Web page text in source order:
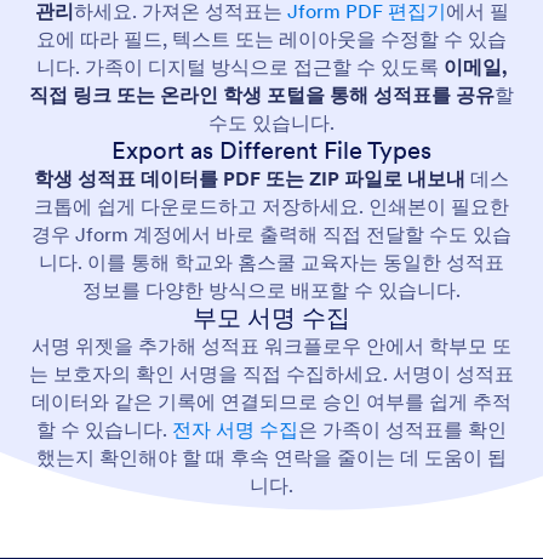
관리하세요. 가져온 성적표는 Jform PDF 편집기에서 필
요에 따라 필드, 텍스트 또는 레이아웃을 수정할 수 있습
니다. 가족이 디지털 방식으로 접근할 수 있도록 이메일,
직접 링크 또는 온라인 학생 포털을 통해 성적표를 공유할
수도 있습니다.
Export as Different File Types
학생 성적표 데이터를 PDF 또는 ZIP 파일로 내보내 데스
크톱에 쉽게 다운로드하고 저장하세요. 인쇄본이 필요한
경우 Jform 계정에서 바로 출력해 직접 전달할 수도 있습
니다. 이를 통해 학교와 홈스쿨 교육자는 동일한 성적표
정보를 다양한 방식으로 배포할 수 있습니다.
부모 서명 수집
서명 위젯을 추가해 성적표 워크플로우 안에서 학부모 또
는 보호자의 확인 서명을 직접 수집하세요. 서명이 성적표
데이터와 같은 기록에 연결되므로 승인 여부를 쉽게 추적
할 수 있습니다. 전자 서명 수집은 가족이 성적표를 확인
했는지 확인해야 할 때 후속 연락을 줄이는 데 도움이 됩
니다.